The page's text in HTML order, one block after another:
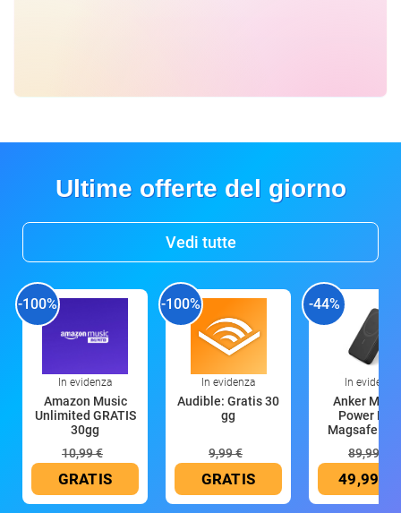
Ultime offerte del giorno
Vedi tutte
-100%
In evidenza
Amazon Music
Unlimited GRATIS
30gg
10,99 €
GRATIS
-100%
In evidenza
Audible: Gratis 30
gg
9,99 €
GRATIS
-44%
In evidenza
Anker
Power
Magsafe
89,99 €
49,99 €